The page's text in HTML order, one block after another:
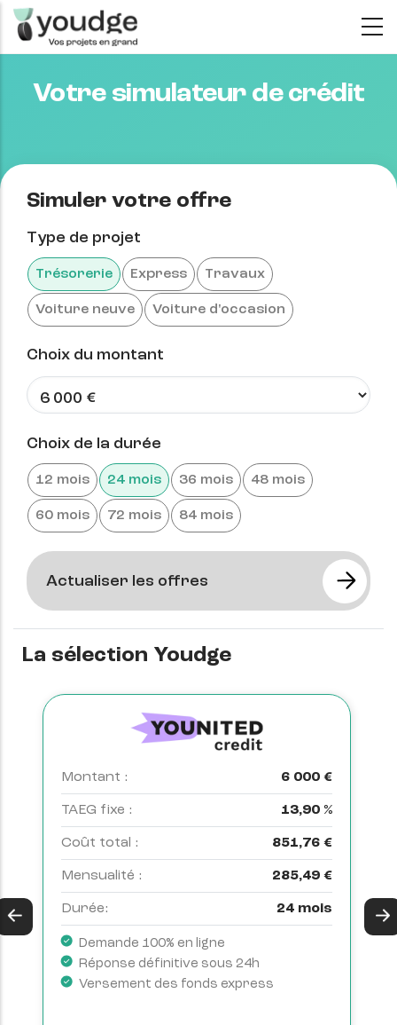
Aller
au
principal
Votre simulateur de crédit
Simuler votre offre
Type de projet
Trésorerie Express Travaux
Voiture neuve Voiture d'occasion
Choix du montant
Choix de la durée
12 mois 24 mois 36 mois 48 mois
60 mois 72 mois 84 mois
La sélection Youdge
Montant : 6 000 €
TAEG fixe : 13,90 %
Coût total : 851,76 €
Mensualité : 285,49 €
Durée: 24 mois
Demande 100% en ligne
Réponse définitive sous 24h
Versement des fonds express